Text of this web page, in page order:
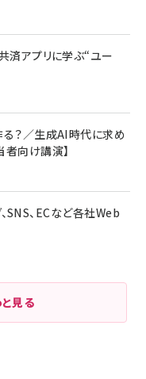
済アプリに学ぶ“ユー
？／生成AI時代に求め
向け講演】
SNS、ECなど各社Web
見る